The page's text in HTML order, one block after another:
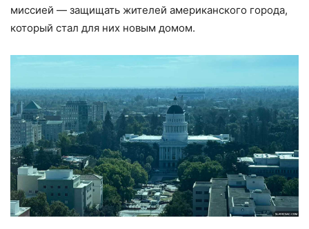
миссией — защищать жителей американского города,
который стал для них новым домом.